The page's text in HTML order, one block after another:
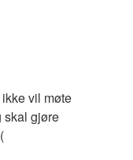
vil møte
skal gjøre